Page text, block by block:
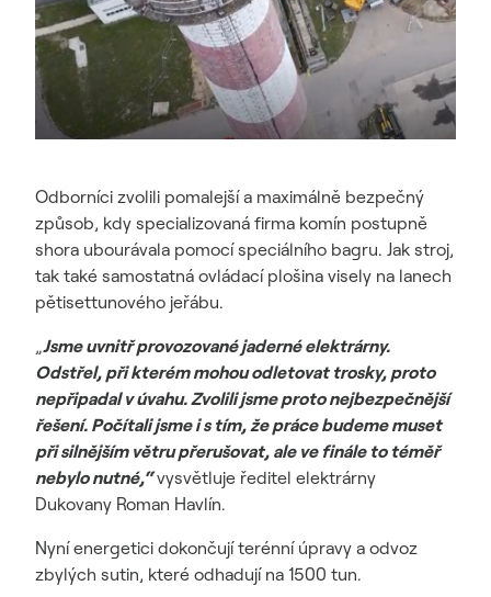
Odborníci zvolili pomalejší a maximálně bezpečný
způsob, kdy specializovaná firma komín postupně
shora ubourávala pomocí speciálního bagru. Jak stroj,
tak také samostatná ovládací plošina visely na lanech
pětisettunového jeřábu.
„Jsme uvnitř provozované jaderné elektrárny.
Odstřel, při kterém mohou odletovat trosky, proto
nepřipadal v úvahu. Zvolili jsme proto nejbezpečnější
řešení. Počítali jsme i s tím, že práce budeme muset
při silnějším větru přerušovat, ale ve finále to téměř
nebylo nutné,“vysvětluje ředitel elektrárny
Dukovany Roman Havlín.
Nyní energetici dokončují terénní úpravy a odvoz
zbylých sutin, které odhadují na 1500 tun.